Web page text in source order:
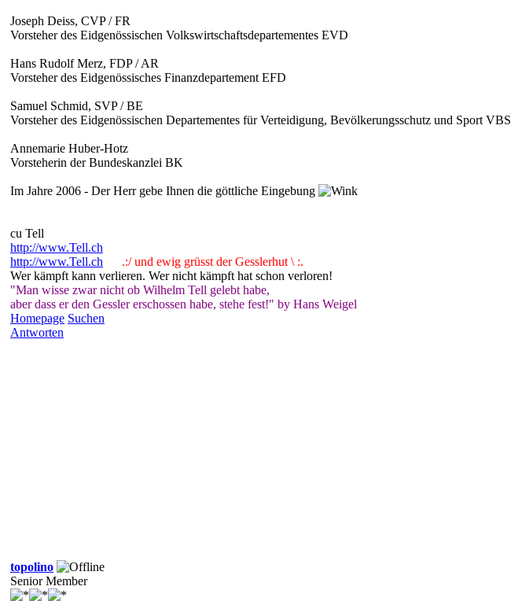
Joseph Deiss, CVP / FR
Vorsteher des Eidgenössischen Volkswirtschaftsdepartementes EVD
Hans Rudolf Merz, FDP / AR
Vorsteher des Eidgenössisches Finanzdepartement EFD
Samuel Schmid, SVP / BE
Vorsteher des Eidgenössischen Departementes für Verteidigung, Bevölkerungsschutz und Sport VBS
Annemarie Huber-Hotz
Vorsteherin der Bundeskanzlei BK
Im Jahre 2006 - Der Herr gebe Ihnen die göttliche Eingebung
cu Tell
http://www.Tell.ch
http://www.Tell.ch
.:/ und ewig grüsst der Gesslerhut \ :.
Wer kämpft kann verlieren. Wer nicht kämpft hat schon verloren!
"Man wisse zwar nicht ob Wilhelm Tell gelebt habe,
aber dass er den Gessler erschossen habe, stehe fest!" by Hans Weigel
Homepage Suchen
Antworten
topolino
Senior Member